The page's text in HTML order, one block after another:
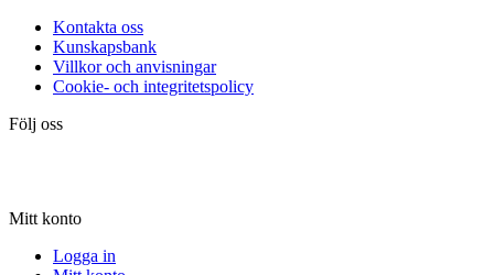
Kontakta oss
Kunskapsbank
Villkor och anvisningar
Cookie- och integritetspolicy
Följ oss
Mitt konto
Logga in